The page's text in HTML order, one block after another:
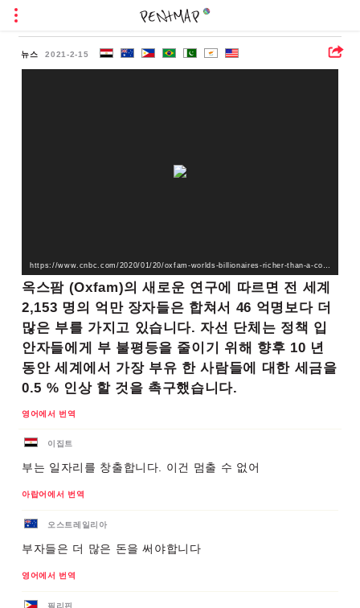
뉴스 2021-2-15
https://www.cnbc.com/2020/01/20/oxfam-worlds-billionaires-richer-than-a-combined-4point6-billion-people.html
옥스팜 (Oxfam)의 새로운 연구에 따르면 전 세계
2,153 명의 억만 장자들은 합쳐서 46 억명보다 더
많은 부를 가지고 있습니다. 자선 단체는 정책 입
안자들에게 부 불평등을 줄이기 위해 향후 10 년
동안 세계에서 가장 부유 한 사람들에 대한 세금을
0.5 % 인상 할 것을 촉구했습니다.
영어에서 번역
이집트
부는 일자리를 창출합니다. 이건 멈출 수 없어
아랍어에서 번역
오스트레일리아
부자들은 더 많은 돈을 써야합니다
영어에서 번역
필리핀